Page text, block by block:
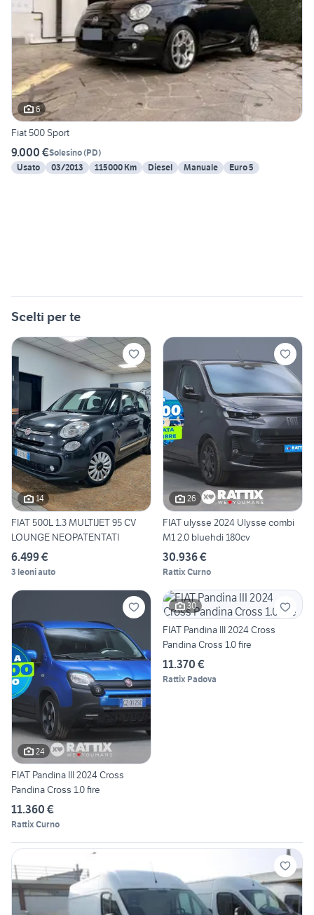
6
Fiat 500 Sport
9.000 €Solesino(PD)
Usato
03/2013 115000 Km Diesel Manuale Euro 5
Scelti per te
14
FIAT 500L 1.3 MULTIJET 95 CV
LOUNGE NEOPATENTATI
6.499 €
3 leoni auto
26
FIAT ulysse 2024 Ulysse combi
M1 2.0 bluehdi 180cv
30.936 €
Rattix Curno
24
FIAT Pandina III 2024 Cross
Pandina Cross 1.0 fire
11.360 €
Rattix Curno
30
FIAT Pandina III 2024 Cross
Pandina Cross 1.0 fire
11.370 €
Rattix Padova